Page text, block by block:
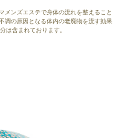
メンズエステで身体の流れを整えること
調の原因となる体内の老廃物を流す効果
は含まれております。